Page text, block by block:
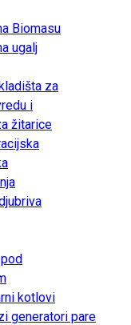
Biomasu
ugalj
za
i
žitarice
kotlovi
generatori pare